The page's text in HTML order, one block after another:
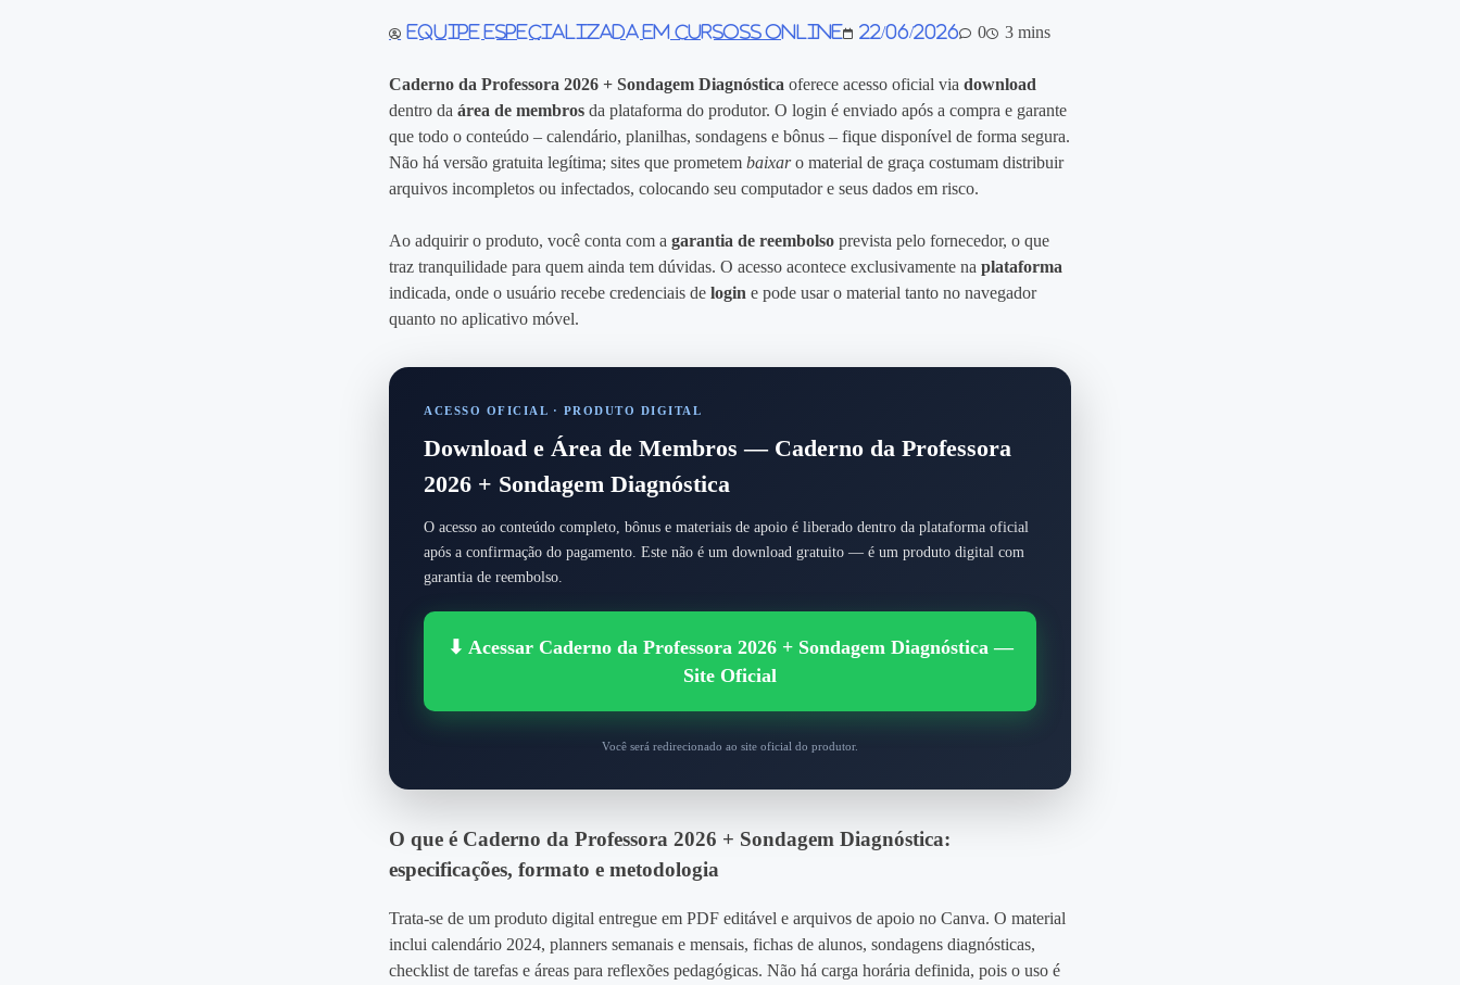
Equipe especializada em Cursoss Online 22/06/2026 0 3 mins
Caderno da Professora 2026 + Sondagem Diagnóstica oferece acesso oficial viadownload
dentro daárea de membros da plataforma do produtor. O login é enviado após a compra e garante
que todo o conteúdo – calendário, planilhas, sondagens e bônus – fique disponível de forma segura.
Não há versão gratuita legítima; sites que prometembaixaro material de graça costumam distribuir
arquivos incompletos ou infectados, colocando seu computador e seus dados em risco.
Ao adquirir o produto, você conta com agarantia de reembolso prevista pelo fornecedor, o que
traz tranquilidade para quem ainda tem dúvidas. O acesso acontece exclusivamente naplataforma
indicada, onde o usuário recebe credenciais delogin e pode usar o material tanto no navegador
quanto no aplicativo móvel.
ACESSO OFICIAL · PRODUTO DIGITAL
Download e Área de Membros — Caderno da Professora
2026 + Sondagem Diagnóstica
O acesso ao conteúdo completo, bônus e materiais de apoio é liberado dentro da plataforma oficial
após a confirmação do pagamento. Este não é um download gratuito — é um produto digital com
garantia de reembolso.
⬇ Acessar Caderno da Professora 2026 + Sondagem Diagnóstica —
Site Oficial
Você será redirecionado ao site oficial do produtor.
O que é Caderno da Professora 2026 + Sondagem Diagnóstica:
especificações, formato e metodologia
Trata‑se de um produto digital entregue em PDF editável e arquivos de apoio no Canva. O material
inclui calendário 2024, planners semanais e mensais, fichas de alunos, sondagens diagnósticas,
checklist de tarefas e áreas para reflexões pedagógicas. Não há carga horária definida, pois o uso é